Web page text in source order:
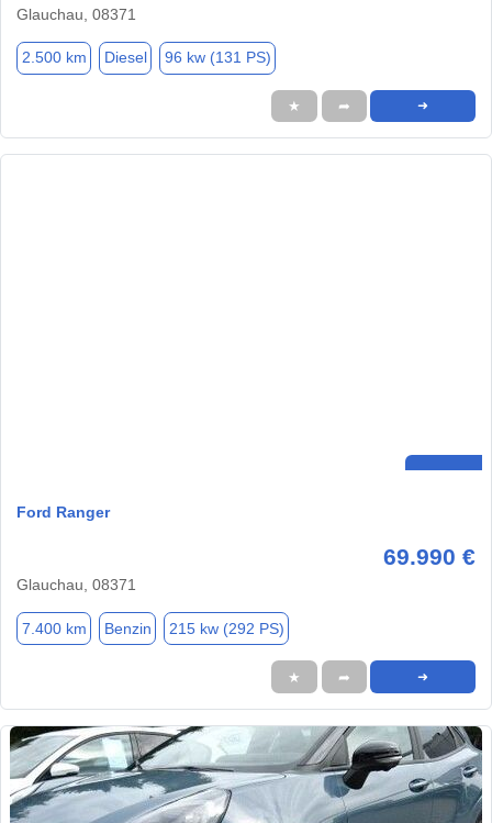
Glauchau, 08371
2.500 km Diesel 96 kw (131 PS)
★ ➦ ➜
Ford Ranger
69.990 €
Glauchau, 08371
7.400 km Benzin 215 kw (292 PS)
★ ➦ ➜